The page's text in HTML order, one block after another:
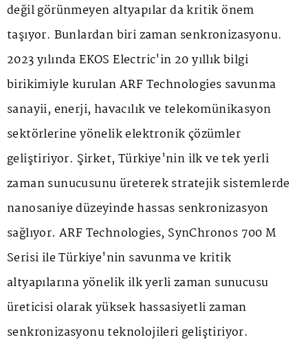
değil görünmeyen altyapılar da kritik önem
taşıyor. Bunlardan biri zaman senkronizasyonu.
2023 yılında EKOS Electric'in 20 yıllık bilgi
birikimiyle kurulan ARF Technologies savunma
sanayii, enerji, havacılık ve telekomünikasyon
sektörlerine yönelik elektronik çözümler
geliştiriyor. Şirket, Türkiye'nin ilk ve tek yerli
zaman sunucusunu üreterek stratejik sistemlerde
nanosaniye düzeyinde hassas senkronizasyon
sağlıyor. ARF Technologies, SynChronos 700 M
Serisi ile Türkiye'nin savunma ve kritik
altyapılarına yönelik ilk yerli zaman sunucusu
üreticisi olarak yüksek hassasiyetli zaman
senkronizasyonu teknolojileri geliştiriyor.